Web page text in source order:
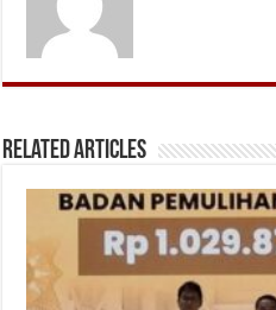
Related Articles